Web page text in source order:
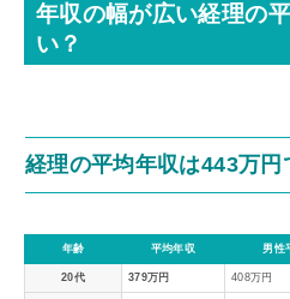
年収の幅が広い経理の
い？
経理の平均年収は443万
年齢 平均年収 男性
20代 379万円 408万円